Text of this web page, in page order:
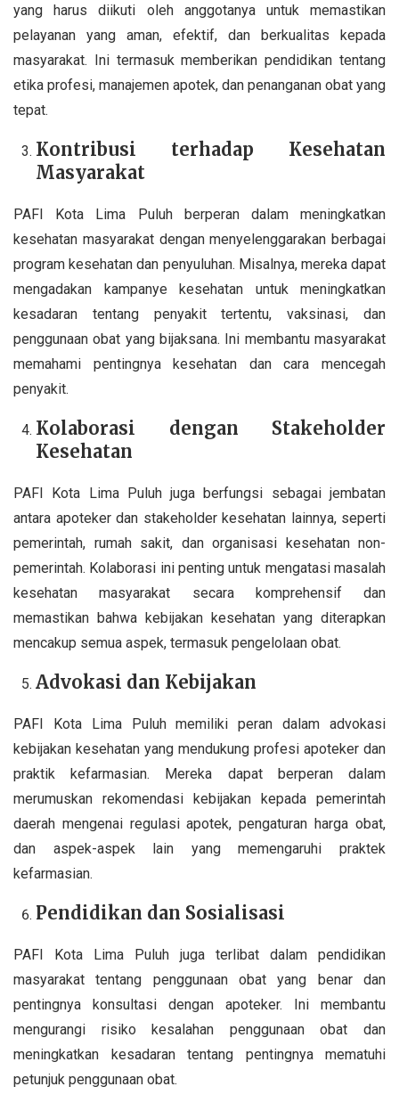
yang harus diikuti oleh anggotanya untuk memastikan
pelayanan yang aman, efektif, dan berkualitas kepada
masyarakat. Ini termasuk memberikan pendidikan tentang
etika profesi, manajemen apotek, dan penanganan obat yang
tepat.
Kontribusi terhadap Kesehatan
Masyarakat
PAFI Kota Lima Puluh berperan dalam meningkatkan
kesehatan masyarakat dengan menyelenggarakan berbagai
program kesehatan dan penyuluhan. Misalnya, mereka dapat
mengadakan kampanye kesehatan untuk meningkatkan
kesadaran tentang penyakit tertentu, vaksinasi, dan
penggunaan obat yang bijaksana. Ini membantu masyarakat
memahami pentingnya kesehatan dan cara mencegah
penyakit.
Kolaborasi dengan Stakeholder
Kesehatan
PAFI Kota Lima Puluh juga berfungsi sebagai jembatan
antara apoteker dan stakeholder kesehatan lainnya, seperti
pemerintah, rumah sakit, dan organisasi kesehatan non-
pemerintah. Kolaborasi ini penting untuk mengatasi masalah
kesehatan masyarakat secara komprehensif dan
memastikan bahwa kebijakan kesehatan yang diterapkan
mencakup semua aspek, termasuk pengelolaan obat.
Advokasi dan Kebijakan
PAFI Kota Lima Puluh memiliki peran dalam advokasi
kebijakan kesehatan yang mendukung profesi apoteker dan
praktik kefarmasian. Mereka dapat berperan dalam
merumuskan rekomendasi kebijakan kepada pemerintah
daerah mengenai regulasi apotek, pengaturan harga obat,
dan aspek-aspek lain yang memengaruhi praktek
kefarmasian.
Pendidikan dan Sosialisasi
PAFI Kota Lima Puluh juga terlibat dalam pendidikan
masyarakat tentang penggunaan obat yang benar dan
pentingnya konsultasi dengan apoteker. Ini membantu
mengurangi risiko kesalahan penggunaan obat dan
meningkatkan kesadaran tentang pentingnya mematuhi
petunjuk penggunaan obat.